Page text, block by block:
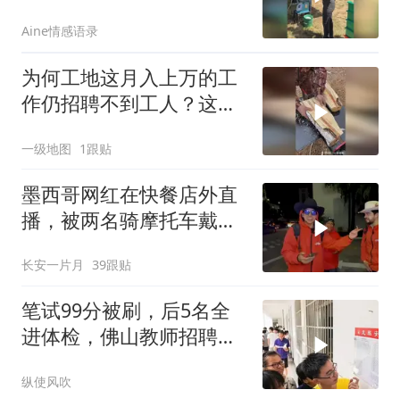
Aine情感语录
为何工地这月入上万的工
作仍招聘不到工人？这到
一级地图 1跟贴
墨西哥网红在快餐店外直
播，被两名骑摩托车戴着
长安一片月 39跟贴
笔试99分被刷，后5名全
进体检，佛山教师招聘结
纵使风吹